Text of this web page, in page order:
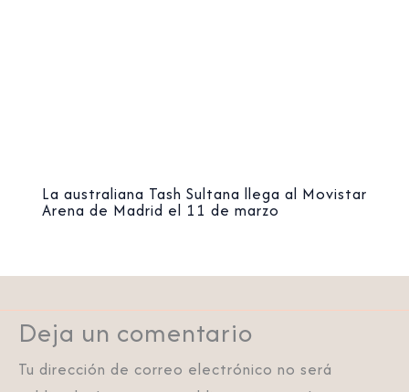
La australiana Tash Sultana llega al Movistar
Arena de Madrid el 11 de marzo
Deja un comentario
Tu dirección de correo electrónico no será